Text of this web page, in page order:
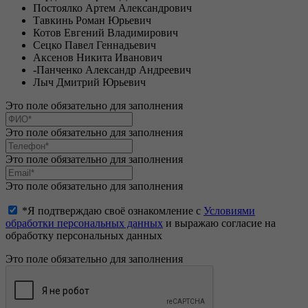
Постоялко Артем Александрович
Тавкинь Роман Юрьевич
Котов Евгений Владимирович
Сецко Павел Геннадьевич
Аксенов Никита Иванович
-Панченко Александр Андреевич
Лыч Дмитрий Юрьевич
Это поле обязательно для заполнения
Это поле обязательно для заполнения
Это поле обязательно для заполнения
Это поле обязательно для заполнения
*Я подтверждаю своё ознакомление с Условиями
обработки персональных данных и выражаю согласие на
обработку персональных данных
Это поле обязательно для заполнения